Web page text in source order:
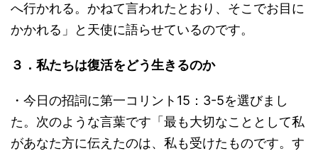
へ行かれる。かねて言われたとおり、そこでお目に
かかれる」と天使に語らせているのです。
３．私たちは復活をどう生きるのか
・今日の招詞に第一コリント15：3-5を選びまし
た。次のような言葉です「最も大切なこととして私
があなた方に伝えたのは、私も受けたものです。す